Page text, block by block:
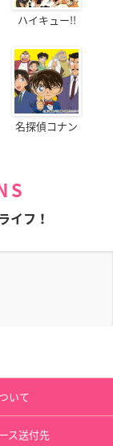
ハイキュー!!
名探偵コナン
イフ！
いて
ス送付先